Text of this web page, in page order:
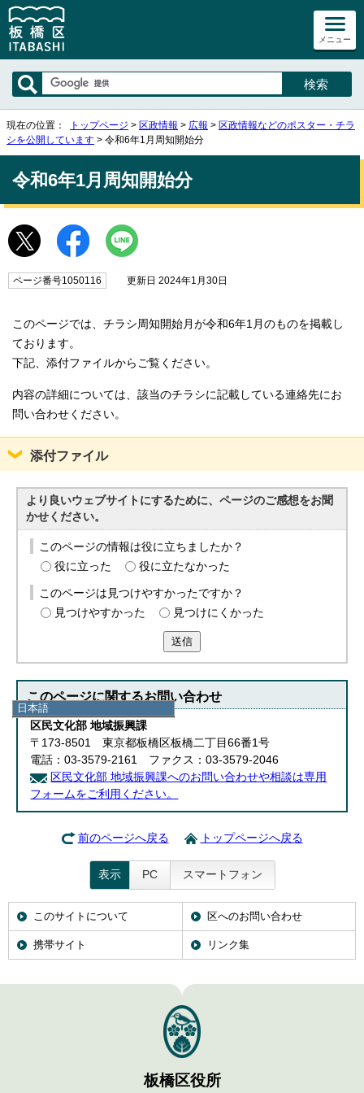
メニュー
日本語
日本語
English
한국어
简体中文
繁體中文
現在の位置： トップページ > 区政情報 > 広報 > 区政情報などのポスター・チラ
シを公開しています > 令和6年1月周知開始分
令和6年1月周知開始分
ページ番号1050116 更新日 2024年1月30日
このページでは、チラシ周知開始月が令和6年1月のものを掲載し
ております。
下記、添付ファイルからご覧ください。
内容の詳細については、該当のチラシに記載している連絡先にお
問い合わせください。
添付ファイル
より良いウェブサイトにするために、ページのご感想をお聞
かせください。
このページの情報は役に立ちましたか？
役に立った
役に立たなかった
このページは見つけやすかったですか？
見つけやすかった
見つけにくかった
送信
このページに関するお問い合わせ
区民文化部 地域振興課
〒173-8501 東京都板橋区板橋二丁目66番1号
電話：03-3579-2161 ファクス：03-3579-2046
区民文化部 地域振興課へのお問い合わせや相談は専用
フォームをご利用ください。
前のページへ戻る トップページへ戻る
表示 PC スマートフォン
このサイトについて 区へのお問い合わせ
携帯サイト リンク集
板橋区役所